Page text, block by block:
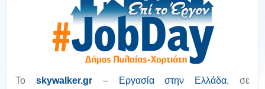
To skywalker.gr– Εργασία στην Ελλάδα,σε